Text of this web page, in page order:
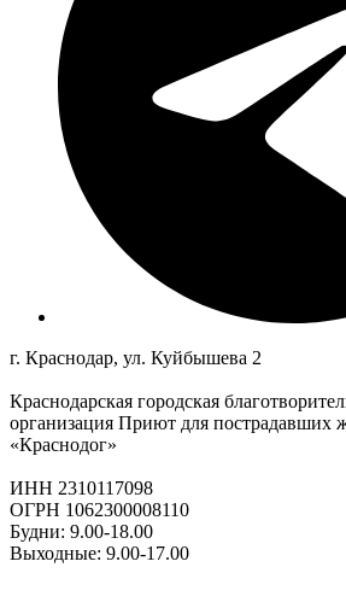
г. Краснодар, ул. Куйбышева 2
Краснодарская городская
организация Приют для пострадавших
«Краснодог»
ИНН 2310117098
ОГРН 1062300008110
Будни: 9.00-18.00
Выходные: 9.00-17.00